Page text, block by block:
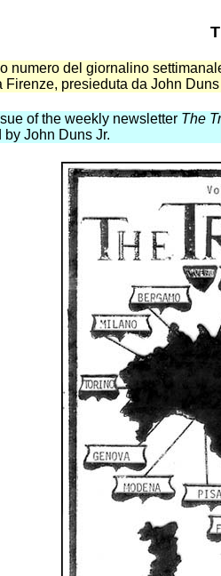
numero del giornalino
Firenze, presieduta da John Duns
of the weekly newsletter The
John Duns Jr.